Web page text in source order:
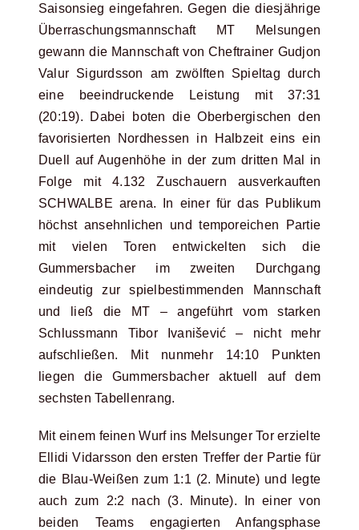
Saisonsieg eingefahren. Gegen die diesjährige
Überraschungsmannschaft MT Melsungen
gewann die Mannschaft von Cheftrainer Gudjon
Valur Sigurdsson am zwölften Spieltag durch
eine beeindruckende Leistung mit 37:31
(20:19). Dabei boten die Oberbergischen den
favorisierten Nordhessen in Halbzeit eins ein
Duell auf Augenhöhe in der zum dritten Mal in
Folge mit 4.132 Zuschauern ausverkauften
SCHWALBE arena. In einer für das Publikum
höchst ansehnlichen und temporeichen Partie
mit vielen Toren entwickelten sich die
Gummersbacher im zweiten Durchgang
eindeutig zur spielbestimmenden Mannschaft
und ließ die MT – angeführt vom starken
Schlussmann Tibor Ivanišević – nicht mehr
aufschließen. Mit nunmehr 14:10 Punkten
liegen die Gummersbacher aktuell auf dem
sechsten Tabellenrang.
Mit einem feinen Wurf ins Melsunger Tor erzielte
Ellidi Vidarsson den ersten Treffer der Partie für
die Blau-Weißen zum 1:1 (2. Minute) und legte
auch zum 2:2 nach (3. Minute). In einer von
beiden Teams engagierten Anfangsphase